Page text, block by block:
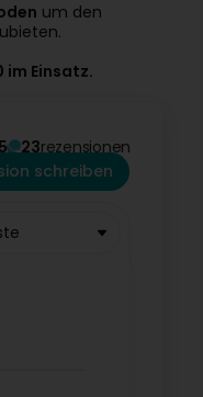
um den
im Einsatz.
23rezensionen
schreiben